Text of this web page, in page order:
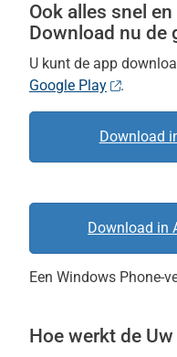
Ook alles snel
Download nu de
U kunt de app
Google Play
.
Download
Download in
Een Windows Phone-
Hoe werkt de